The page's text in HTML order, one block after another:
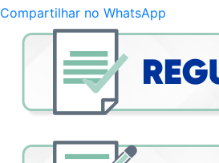
Compartilhar no WhatsApp